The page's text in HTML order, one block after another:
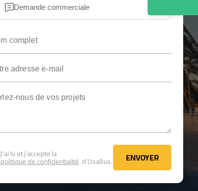
Demande commerciale
J’ai lu et j’accepte la
politique de confidentialité d’OsaBus. ENVOYER
ENVOYER